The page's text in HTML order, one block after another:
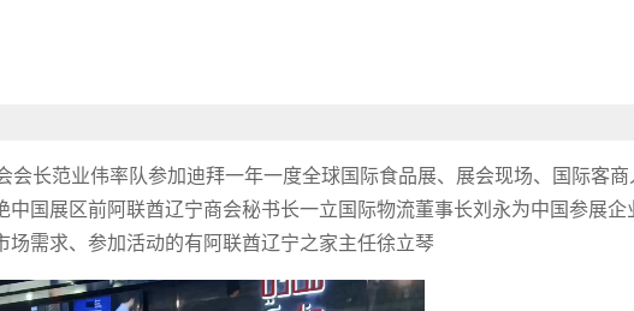
长范业伟率队参加迪拜一年一度全球国际食品展、展会现场、国际客
国展区前阿联酋辽宁商会秘书长一立国际物流董事长刘永为中国参展
场需求、参加活动的有阿联酋辽宁之家主任徐立琴